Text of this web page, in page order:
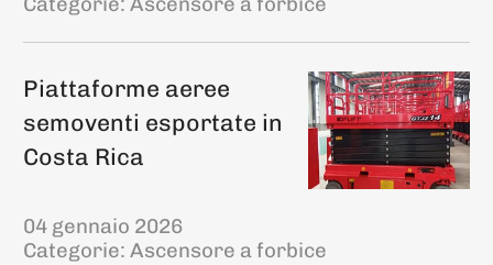
Piattaforme aeree
semoventi esportate in
Costa Rica
04 gennaio 2026
Categorie:Ascensore a forbice